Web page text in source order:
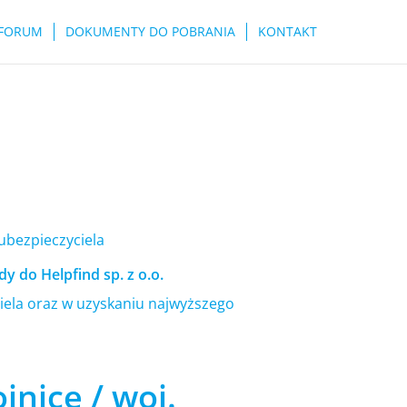
DOKUMENTY DO POBRANIA KONTAKT
do Helpfind sp. z o.o.
oraz w uzyskaniu najwyższego
/ woj.